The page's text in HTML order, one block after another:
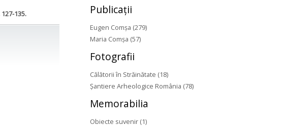
135. Publicații
Eugen Comșa (279)
Maria Comșa (57)
Fotografii
Călătorii în Străinătate (18)
Șantiere Arheologice România (78)
Memorabilia
Obiecte suvenir (1)